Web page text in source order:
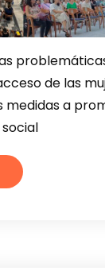
de las
medidas a